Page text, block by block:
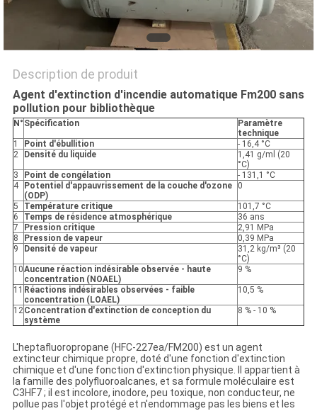
Description de produit
Agent d'extinction d'incendie automatique Fm200 sans
pollution pour bibliothèque
N° Spécification
Paramètre
technique
1
Point d'ébullition
- 16,4 °C
2
Densité du liquide
1,41 g/ml (20
°C)
3
Point de congélation
- 131,1 °C
4
Potentiel d'appauvrissement de la couche d'ozone
(ODP)
0
5 Température critique
101,7 °C
6
Temps de résidence atmosphérique
36 ans
7
Pression critique
2,91 MPa
8
Pression de vapeur
0,39 MPa
9
Densité de vapeur
31,2 kg/m³ (20
°C)
10Aucune réaction indésirable observée - haute
concentration (NOAEL)
9 %
11 Réactions indésirables observées - faible
concentration (LOAEL)
10,5 %
12Concentration d'extinction de conception du
système
8 % - 10 %
L'heptafluoropropane (HFC-227ea/FM200) est un agent
extincteur chimique propre, doté d'une fonction d'extinction
chimique et d'une fonction d'extinction physique. Il appartient à
la famille des polyfluoroalcanes, et sa formule moléculaire est
C3HF7 ; il est incolore, inodore, peu toxique, non conducteur, ne
pollue pas l'objet protégé et n'endommage pas les biens et les